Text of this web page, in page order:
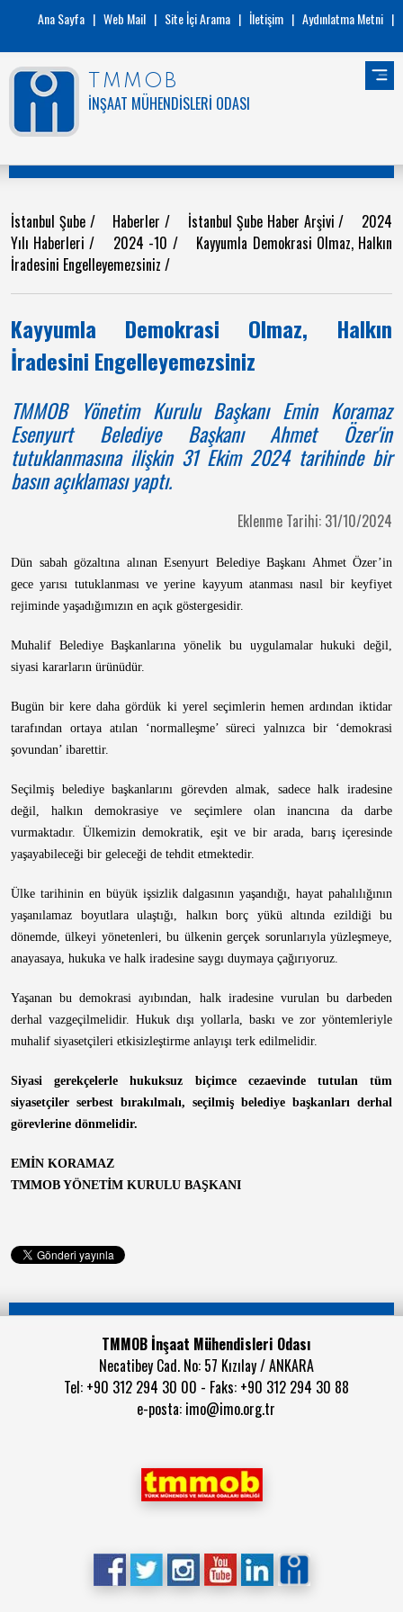
Ana Sayfa | Web Mail | Site İçi Arama | İletişim | Aydınlatma Metni |
TMMOB
İNŞAAT MÜHENDİSLERİ ODASI
İstanbul Şube / Haberler/ İstanbul Şube Haber Arşivi/ 2024
Yılı Haberleri/ 2024 -10 / Kayyumla Demokrasi Olmaz, Halkın
İradesini Engelleyemezsiniz /
Kayyumla Demokrasi Olmaz, Halkın
İradesini Engelleyemezsiniz
TMMOB Yönetim Kurulu Başkanı Emin Koramaz
Esenyurt Belediye Başkanı Ahmet Özer'in
tutuklanmasına ilişkin 31 Ekim 2024 tarihinde bir
basın açıklaması yaptı.
Eklenme Tarihi: 31/10/2024
Dün sabah gözaltına alınan Esenyurt Belediye Başkanı Ahmet Özer’in
gece yarısı tutuklanması ve yerine kayyum atanması nasıl bir keyfiyet
rejiminde yaşadığımızın en açık göstergesidir.
Muhalif Belediye Başkanlarına yönelik bu uygulamalar hukuki değil,
siyasi kararların ürünüdür.
Bugün bir kere daha gördük ki yerel seçimlerin hemen ardından iktidar
tarafından ortaya atılan ‘normalleşme’ süreci yalnızca bir ‘demokrasi
şovundan’ ibarettir.
Seçilmiş belediye başkanlarını görevden almak, sadece halk iradesine
değil, halkın demokrasiye ve seçimlere olan inancına da darbe
vurmaktadır. Ülkemizin demokratik, eşit ve bir arada, barış içeresinde
yaşayabileceği bir geleceği de tehdit etmektedir.
Ülke tarihinin en büyük işsizlik dalgasının yaşandığı, hayat pahalılığının
yaşanılamaz boyutlara ulaştığı, halkın borç yükü altında ezildiği bu
dönemde, ülkeyi yönetenleri, bu ülkenin gerçek sorunlarıyla yüzleşmeye,
anayasaya, hukuka ve halk iradesine saygı duymaya çağırıyoruz.
Yaşanan bu demokrasi ayıbından, halk iradesine vurulan bu darbeden
derhal vazgeçilmelidir. Hukuk dışı yollarla, baskı ve zor yöntemleriyle
muhalif siyasetçileri etkisizleştirme anlayışı terk edilmelidir.
Siyasi gerekçelerle hukuksuz biçimce cezaevinde tutulan tüm
siyasetçiler serbest bırakılmalı, seçilmiş belediye başkanları derhal
görevlerine dönmelidir.
EMİN KORAMAZ
TMMOB YÖNETİM KURULU BAŞKANI
TMMOB İnşaat Mühendisleri Odası
Necatibey Cad. No: 57 Kızılay / ANKARA
Tel: +90 312 294 30 00 - Faks: +90 312 294 30 88
e-posta: imo@imo.org.tr